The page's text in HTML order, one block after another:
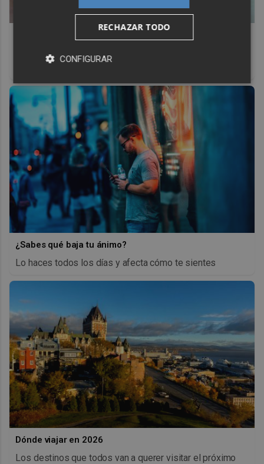
¿Por qué recuerdas canciones viejas mejor que las
¿Sabes qué baja tu ánimo?
Lo haces todos los días y afecta cómo te sientes
Dónde viajar en 2026
Los destinos que todos van a querer visitar el próximo
RECHAZAR TODO
CONFIGURAR